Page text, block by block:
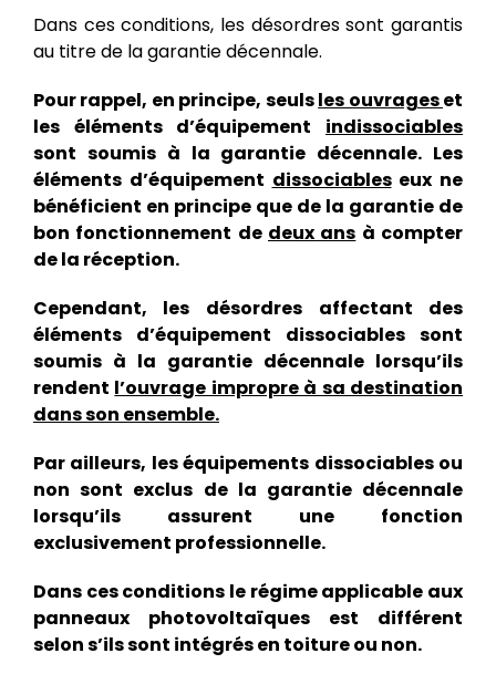
Dans ces conditions, les désordres sont garantis
au titre de la garantie décennale.
Pour rappel, en principe, seulsles ouvrageset
les éléments d’équipement indissociables
sont soumis à la garantie décennale. Les
éléments d’équipement dissociableseux ne
bénéficient en principe que de la garantie de
bon fonctionnement de deux ans à compter
de la réception.
Cependant, les désordres affectant des
éléments d’équipement dissociables sont
soumis à la garantie décennale lorsqu’ils
rendent l’ouvrage impropre à sa destination
dans son ensemble.
Par ailleurs, les équipements dissociables ou
non sont exclus de la garantie décennale
lorsqu’ils assurent une fonction
exclusivement professionnelle.
Dans ces conditions le régime applicable aux
panneaux photovoltaïques est différent
selon s’ils sont intégrés en toiture ou non.